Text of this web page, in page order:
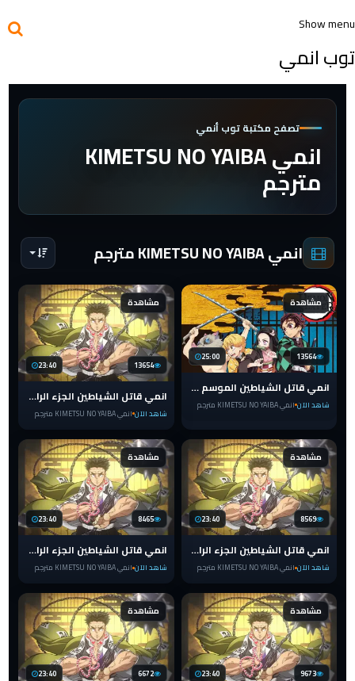
Show menu
توب انمي
تصفح مكتبة توب أنمي
انمي KIMETSU NO YAIBA
مترجم
انمي KIMETSU NO YAIBA مترجم
مشاهدة
25:00 13564
انمي قاتل الشياطين الموسم الأول الحلقة 6 مترجمة Kimetsu no Yaiba S1
شاهد الآن انمي KIMETSU NO YAIBA مترجم
مشاهدة
23:40 13654
انمي قاتل الشياطين الجزء الرابع الحلقة 8 مترجم للعربية Kimetsu no Yaiba
شاهد الآن انمي KIMETSU NO YAIBA مترجم
مشاهدة
23:40 8569
انمي قاتل الشياطين الجزء الرابع الحلقة 7 مترجم للعربية Kimetsu no Yaiba
شاهد الآن انمي KIMETSU NO YAIBA مترجم
مشاهدة
23:40 8465
انمي قاتل الشياطين الجزء الرابع الحلقة 6 مترجم للعربية Kimetsu no Yaiba
شاهد الآن انمي KIMETSU NO YAIBA مترجم
مشاهدة
23:40 9673
مشاهدة
23:40 6672